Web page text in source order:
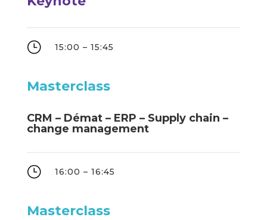
} 15:00 – 15:45
Masterclass
CRM – Démat – ERP – Supply chain –
change management
} 16:00 – 16:45
Masterclass